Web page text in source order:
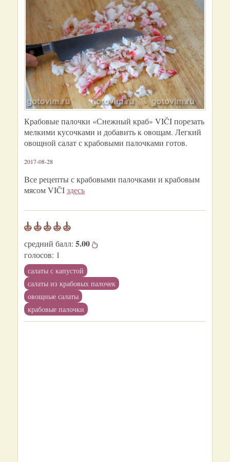
Крабовые палочки «Снежный краб» VIČI порезать
мелкими кусочками и добавить к овощам. Легкий
овощной салат с крабовыми палочками готов.
2017-08-28
Все рецепты с крабовыми палочками и крабовым
мясом VIČIздесь
средний балл: 5.00
голосов: 1
салаты с капустой
салаты из крабовых палочек
овощные салаты
крабовые палочки